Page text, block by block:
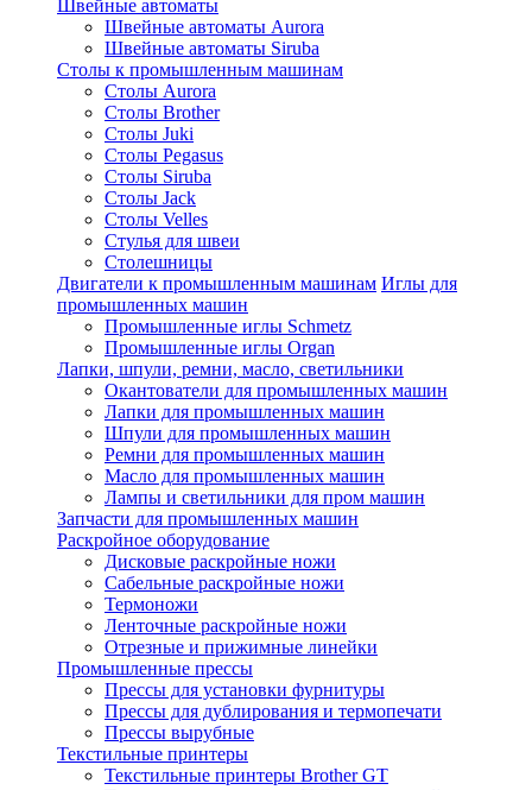
Швейные автоматы
Швейные автоматы Aurora
Швейные автоматы Siruba
Столы к промышленным машинам
Столы Aurora
Столы Brother
Столы Juki
Столы Pegasus
Столы Siruba
Столы Jack
Столы Velles
Стулья для швеи
Столешницы
Двигатели к промышленным машинам Иглы для
промышленных машин
Промышленные иглы Schmetz
Промышленные иглы Organ
Лапки, шпули, ремни, масло, светильники
Окантователи для промышленных машин
Лапки для промышленных машин
Шпули для промышленных машин
Ремни для промышленных машин
Масло для промышленных машин
Лампы и светильники для пром машин
Запчасти для промышленных машин
Раскройное оборудование
Дисковые раскройные ножи
Сабельные раскройные ножи
Термоножи
Ленточные раскройные ножи
Отрезные и прижимные линейки
Промышленные прессы
Прессы для установки фурнитуры
Прессы для дублирования и термопечати
Прессы вырубные
Текстильные принтеры
Текстильные принтеры Brother GT